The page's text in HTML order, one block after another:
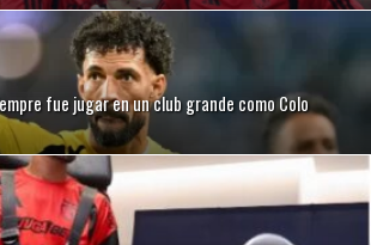
fue jugar en un club grande como Colo